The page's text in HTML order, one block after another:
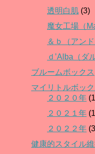
透明白肌 (3)
魔女工場（
＆ｂ（アンド
ｄ’Alba（ダ
ブルームボックス
マイリトルボッ
２０２０年
２０２１年
２０２２年
健康的スタイル